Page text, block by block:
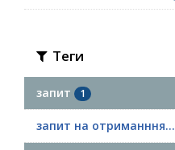
Теги
запит 1
запит на отриманння...